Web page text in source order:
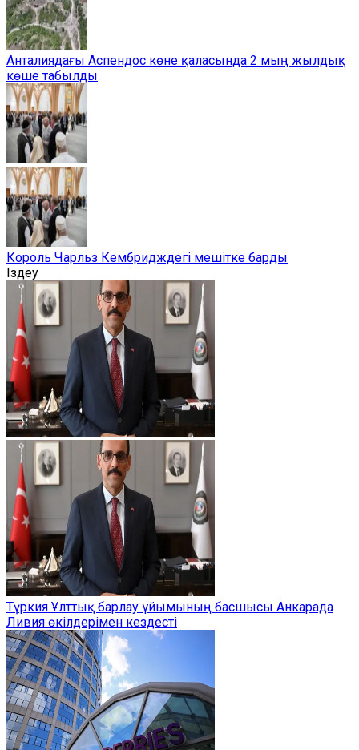
Анталиядағы Аспендос көне қаласында 2 мың жылдық
көше табылды
Король Чарльз Кембридждегі мешітке барды
Іздеу
Түркия Ұлттық барлау ұйымының басшысы Анкарада
Ливия өкілдерімен кездесті